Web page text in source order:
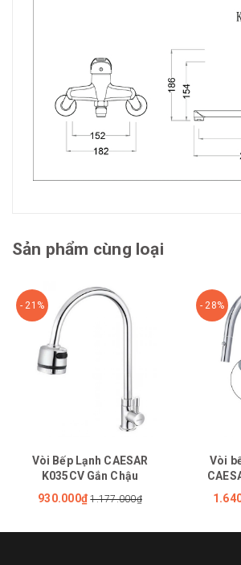
Sản phẩm cùng loại
- 21%
Vòi Bếp Lạnh CAESAR
K035CV Gắn Chậu
930.000₫ 1.177.000₫
- 28%
Vòi